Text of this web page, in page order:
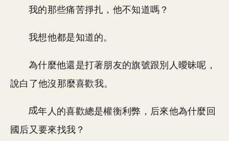
我的那些痛苦掙扎，他不知道嗎？
我想他都是知道的。
為什麼他還是打著朋友的旗號跟別人曖昧呢，
說白了他沒那麼喜歡我。
年人的喜歡總是權衡利弊，后來他為什麼回
國后又要來找我？